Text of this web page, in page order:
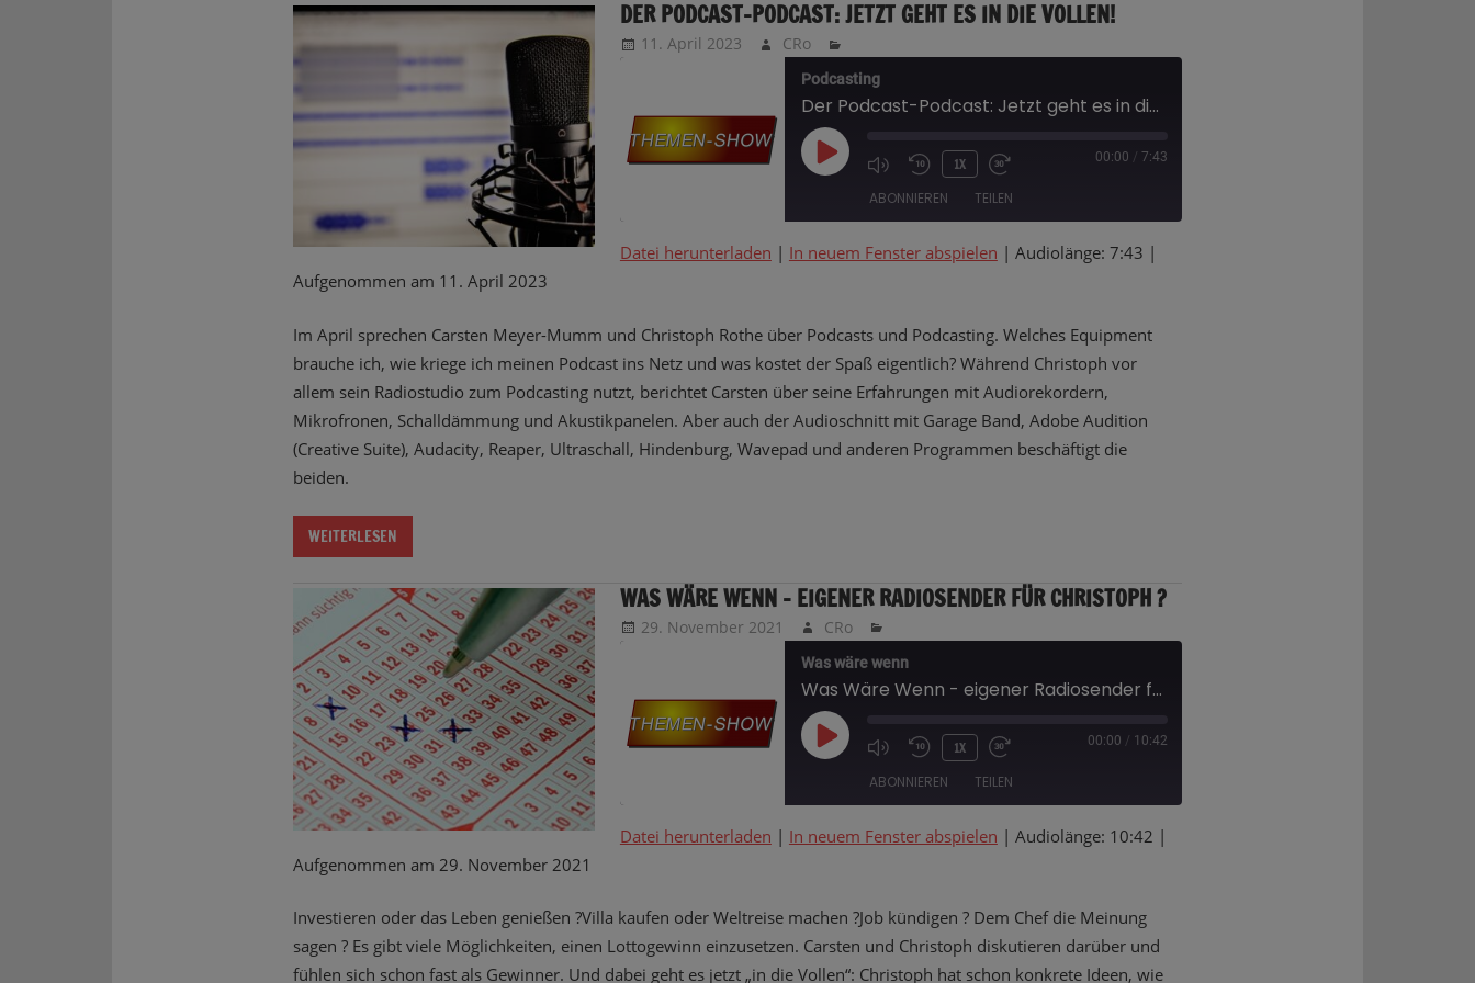
DER PODCAST-PODCAST: JETZT GEHT ES IN DIE VOLLEN!
11. April 2023 CRo
Podcasting
Der Podcast-Podcast: Jetzt geht es in die Vollen!
PLAY
EPISODE
1X 00:00 / 7:43
ABONNIEREN TEILEN
TEILEN
EMBED
Datei herunterladen | In neuem Fenster abspielen | Audiolänge: 7:43 |
Aufgenommen am 11. April 2023
Im April sprechen Carsten Meyer-Mumm und Christoph Rothe über Podcasts und Podcasting. Welches Equipment
brauche ich, wie kriege ich meinen Podcast ins Netz und was kostet der Spaß eigentlich? Während Christoph vor
allem sein Radiostudio zum Podcasting nutzt, berichtet Carsten über seine Erfahrungen mit Audiorekordern,
Mikrofronen, Schalldämmung und Akustikpanelen. Aber auch der Audioschnitt mit Garage Band, Adobe Audition
(Creative Suite), Audacity, Reaper, Ultraschall, Hindenburg, Wavepad und anderen Programmen beschäftigt die
beiden.
WEITERLESEN
WAS WÄRE WENN – EIGENER RADIOSENDER FÜR CHRISTOPH ?
29. November 2021 CRo
Was wäre wenn
Was Wäre Wenn - eigener Radiosender für Christoph ?
PLAY
EPISODE
1X 00:00 / 10:42
ABONNIEREN TEILEN
TEILEN
EMBED
Datei herunterladen | In neuem Fenster abspielen | Audiolänge: 10:42 |
Aufgenommen am 29. November 2021
Investieren oder das Leben genießen ?Villa kaufen oder Weltreise machen ?Job kündigen ? Dem Chef die Meinung
sagen ? Es gibt viele Möglichkeiten, einen Lottogewinn einzusetzen. Carsten und Christoph diskutieren darüber und
fühlen sich schon fast als Gewinner. Und dabei geht es jetzt „in die Vollen“: Christoph hat schon konkrete Ideen, wie